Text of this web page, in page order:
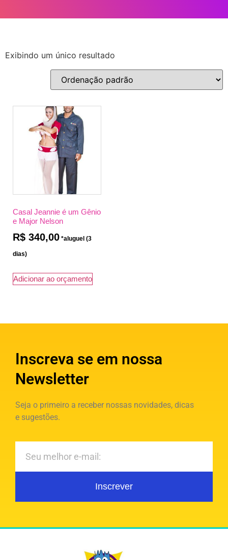
Exibindo um único resultado
Casal Jeannie é um Gênio
e Major Nelson
R$ 340,00
Adicionar ao orçamento
Inscreva se em nossa
Newsletter
Seja o primeiro a receber nossas novidades, dicas
e sugestões.
Inscrever